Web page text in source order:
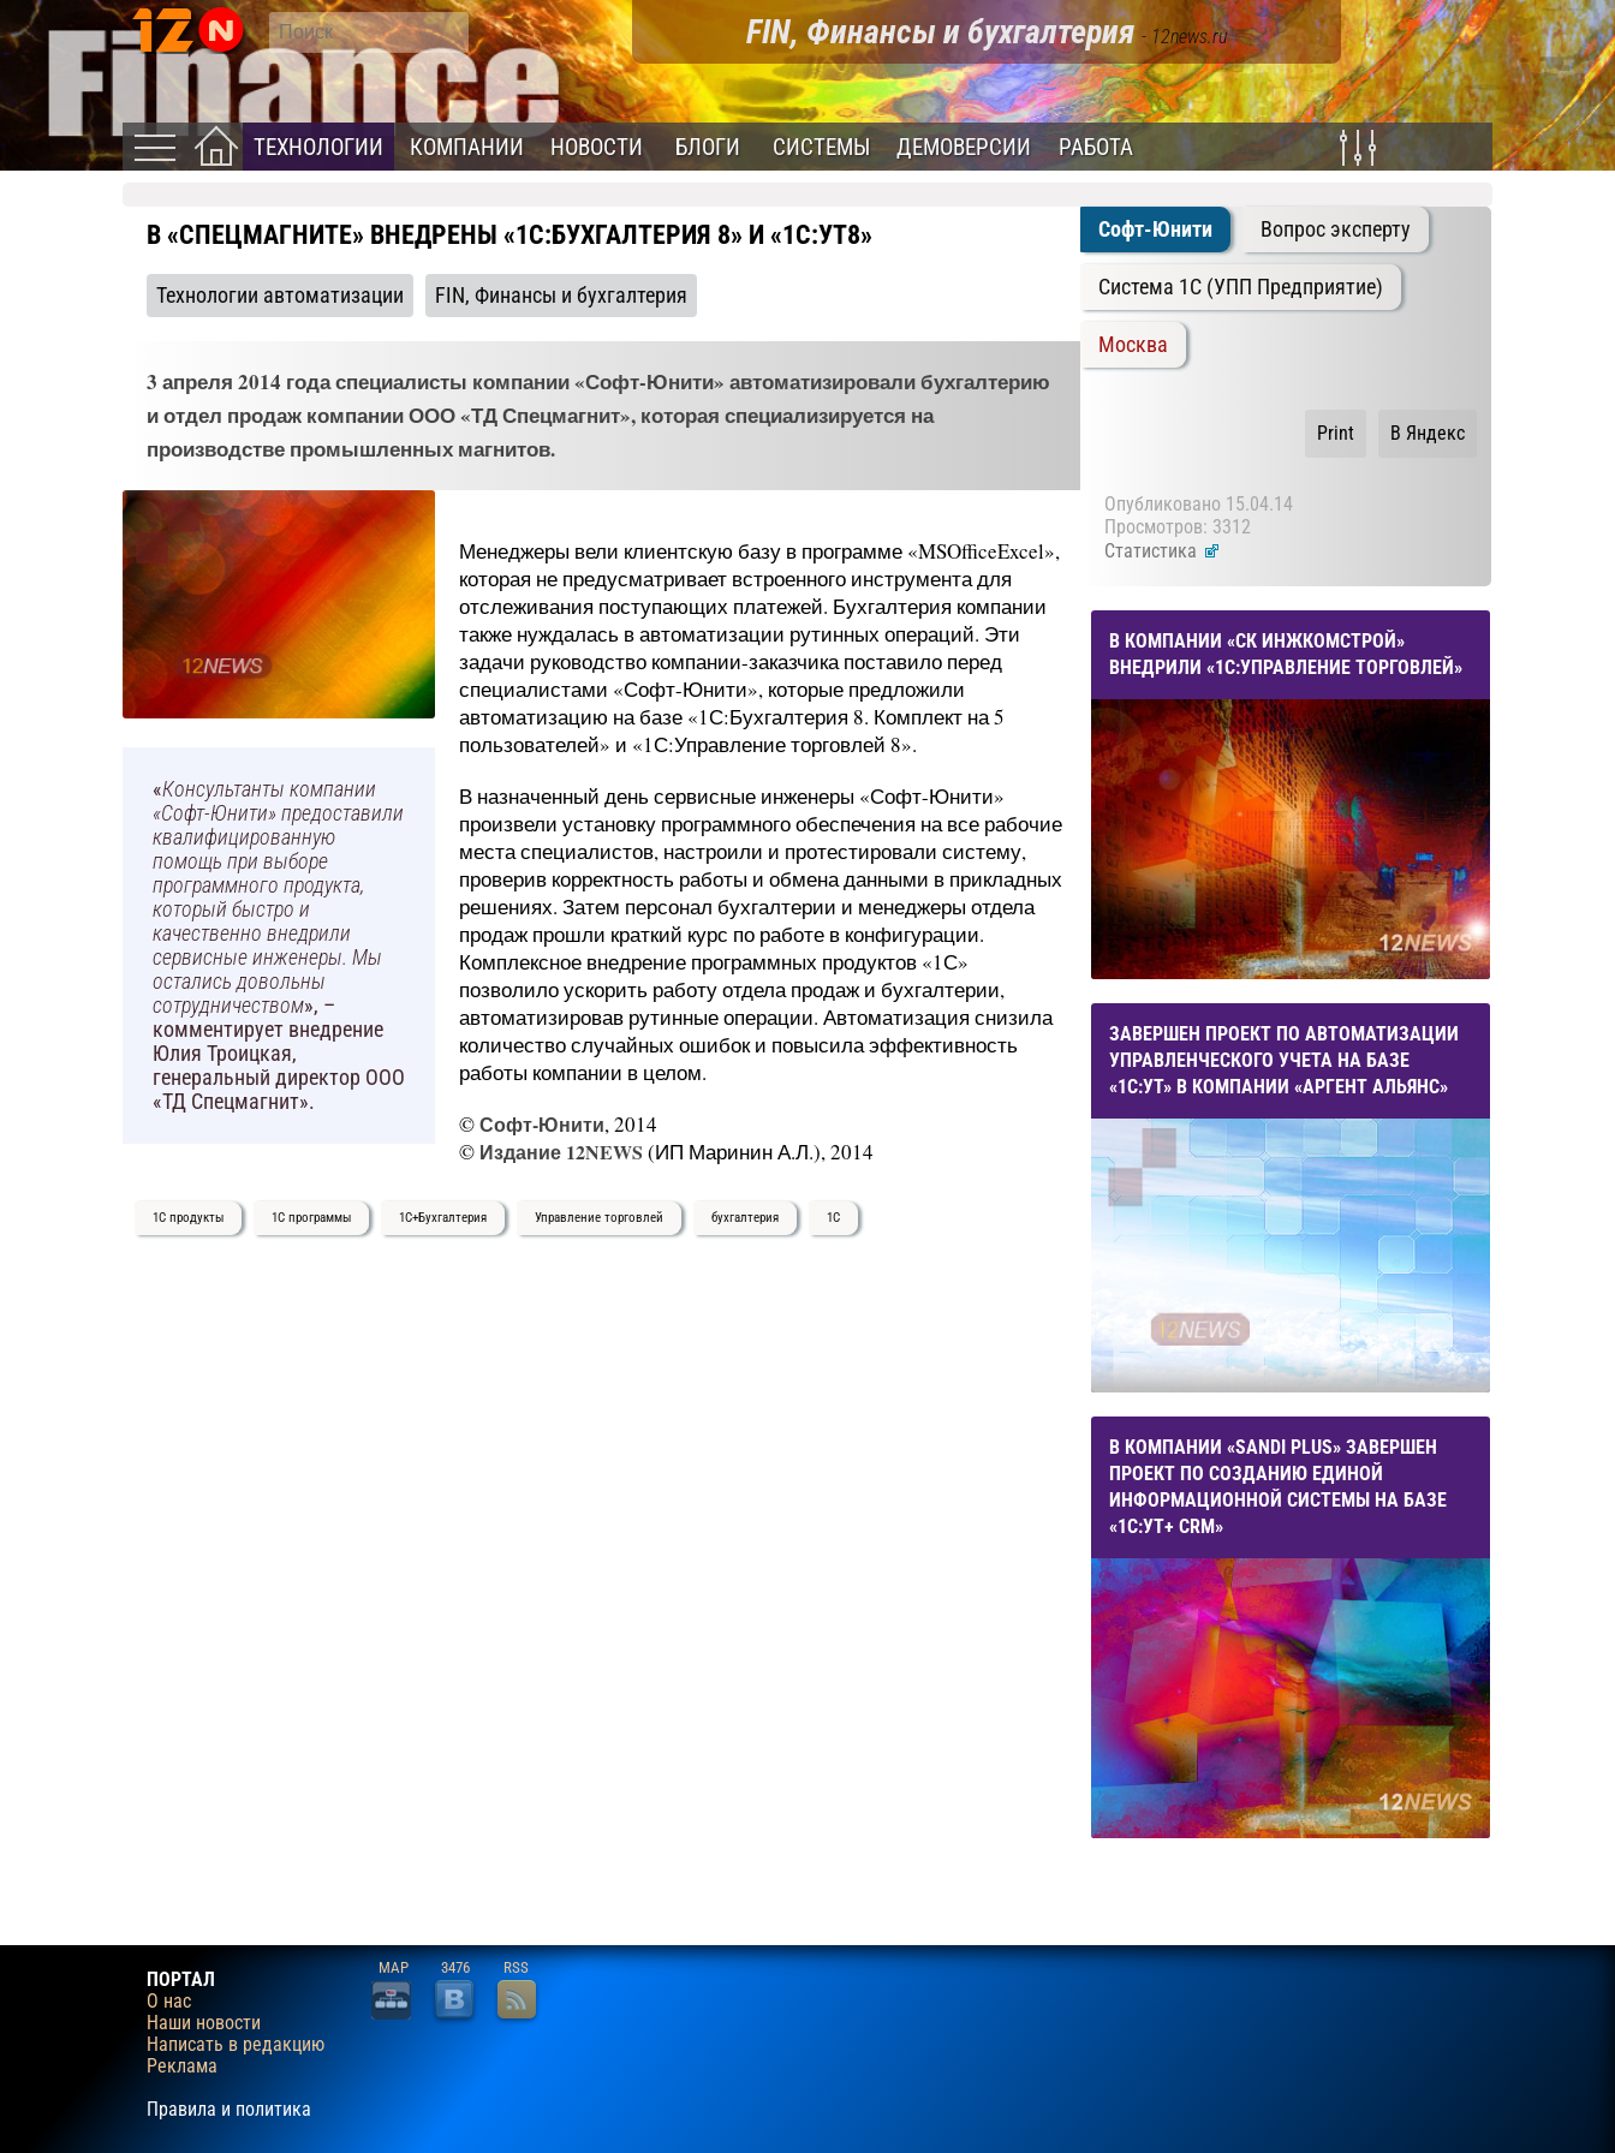
FIN, Финансы и бухгалтерия - 12news.ru
ТЕХНОЛОГИИ КОМПАНИИ НОВОСТИ БЛОГИ СИСТЕМЫ ДЕМОВЕРСИИ РАБОТА
В «СПЕЦМАГНИТЕ» ВНЕДРЕНЫ «1С:БУХГАЛТЕРИЯ 8» И «1С:УТ8»
Технологии автоматизации FIN, Финансы и бухгалтерия
3 апреля 2014 года специалисты компании «Софт-Юнити» автоматизировали бухгалтерию
и отдел продаж компании ООО «ТД Спецмагнит», которая специализируется на
производстве промышленных магнитов.
«Консультанты компании
«Софт-Юнити» предоставили
квалифицированную
помощь при выборе
программного продукта,
который быстро и
качественно внедрили
сервисные инженеры. Мы
остались довольны
сотрудничеством», –
комментирует внедрение
Юлия Троицкая,
генеральный директор ООО
«ТД Спецмагнит».
Менеджеры вели клиентскую базу в программе «MSOfficeExcel»,
которая не предусматривает встроенного инструмента для
отслеживания поступающих платежей. Бухгалтерия компании
также нуждалась в автоматизации рутинных операций. Эти
задачи руководство компании-заказчика поставило перед
специалистами «Софт-Юнити», которые предложили
автоматизацию на базе «1С:Бухгалтерия 8. Комплект на 5
пользователей» и «1С:Управление торговлей 8».
В назначенный день сервисные инженеры «Софт-Юнити»
произвели установку программного обеспечения на все рабочие
места специалистов, настроили и протестировали систему,
проверив корректность работы и обмена данными в прикладных
решениях. Затем персонал бухгалтерии и менеджеры отдела
продаж прошли краткий курс по работе в конфигурации.
Комплексное внедрение программных продуктов «1С»
позволило ускорить работу отдела продаж и бухгалтерии,
автоматизировав рутинные операции. Автоматизация снизила
количество случайных ошибок и повысила эффективность
работы компании в целом.
©Софт-Юнити, 2014
© Издание 12NEWS (ИП Маринин А.Л.), 2014
1С продукты 1С программы 1С+Бухгалтерия Управление торговлей бухгалтерия 1С
Софт-Юнити Вопрос эксперту
Система 1C (УПП Предприятие)
Москва
В Яндекс
Print
Опубликовано 15.04.14
Просмотров: 3312
Статистика
В КОМПАНИИ «СК ИНЖКОМСТРОЙ»
ВНЕДРИЛИ «1С:УПРАВЛЕНИЕ ТОРГОВЛЕЙ»
ЗАВЕРШЕН ПРОЕКТ ПО АВТОМАТИЗАЦИИ
УПРАВЛЕНЧЕСКОГО УЧЕТА НА БАЗЕ
«1С:УТ» В КОМПАНИИ «АРГЕНТ АЛЬЯНС»
В КОМПАНИИ «SANDI PLUS» ЗАВЕРШЕН
ПРОЕКТ ПО СОЗДАНИЮ ЕДИНОЙ
ИНФОРМАЦИОННОЙ СИСТЕМЫ НА БАЗЕ
«1С:УТ+ CRM»
ПОРТАЛ
О нас
Наши новости
Написать в редакцию
Реклама
Правила и политика
MAP 3476 RSS